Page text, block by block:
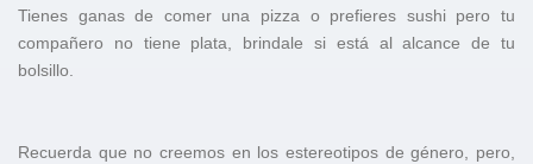
Tienes ganas de comer una pizza o prefieres sushi pero tu
compañero no tiene plata, brindale si está al alcance de tu
bolsillo.
Recuerda que no creemos en los estereotipos de género, pero,